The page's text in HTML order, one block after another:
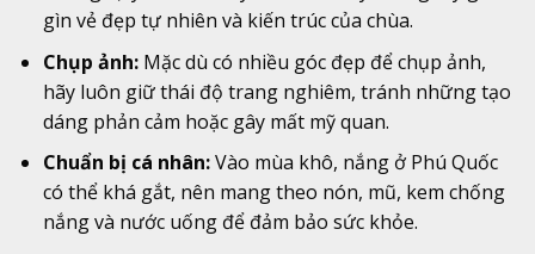
gìn vẻ đẹp tự nhiên và kiến trúc của chùa.
Chụp ảnh:Mặc dù có nhiều góc đẹp để chụp ảnh,
hãy luôn giữ thái độ trang nghiêm, tránh những tạo
dáng phản cảm hoặc gây mất mỹ quan.
Chuẩn bị cá nhân:Vào mùa khô, nắng ở Phú Quốc
có thể khá gắt, nên mang theo nón, mũ, kem chống
nắng và nước uống để đảm bảo sức khỏe.